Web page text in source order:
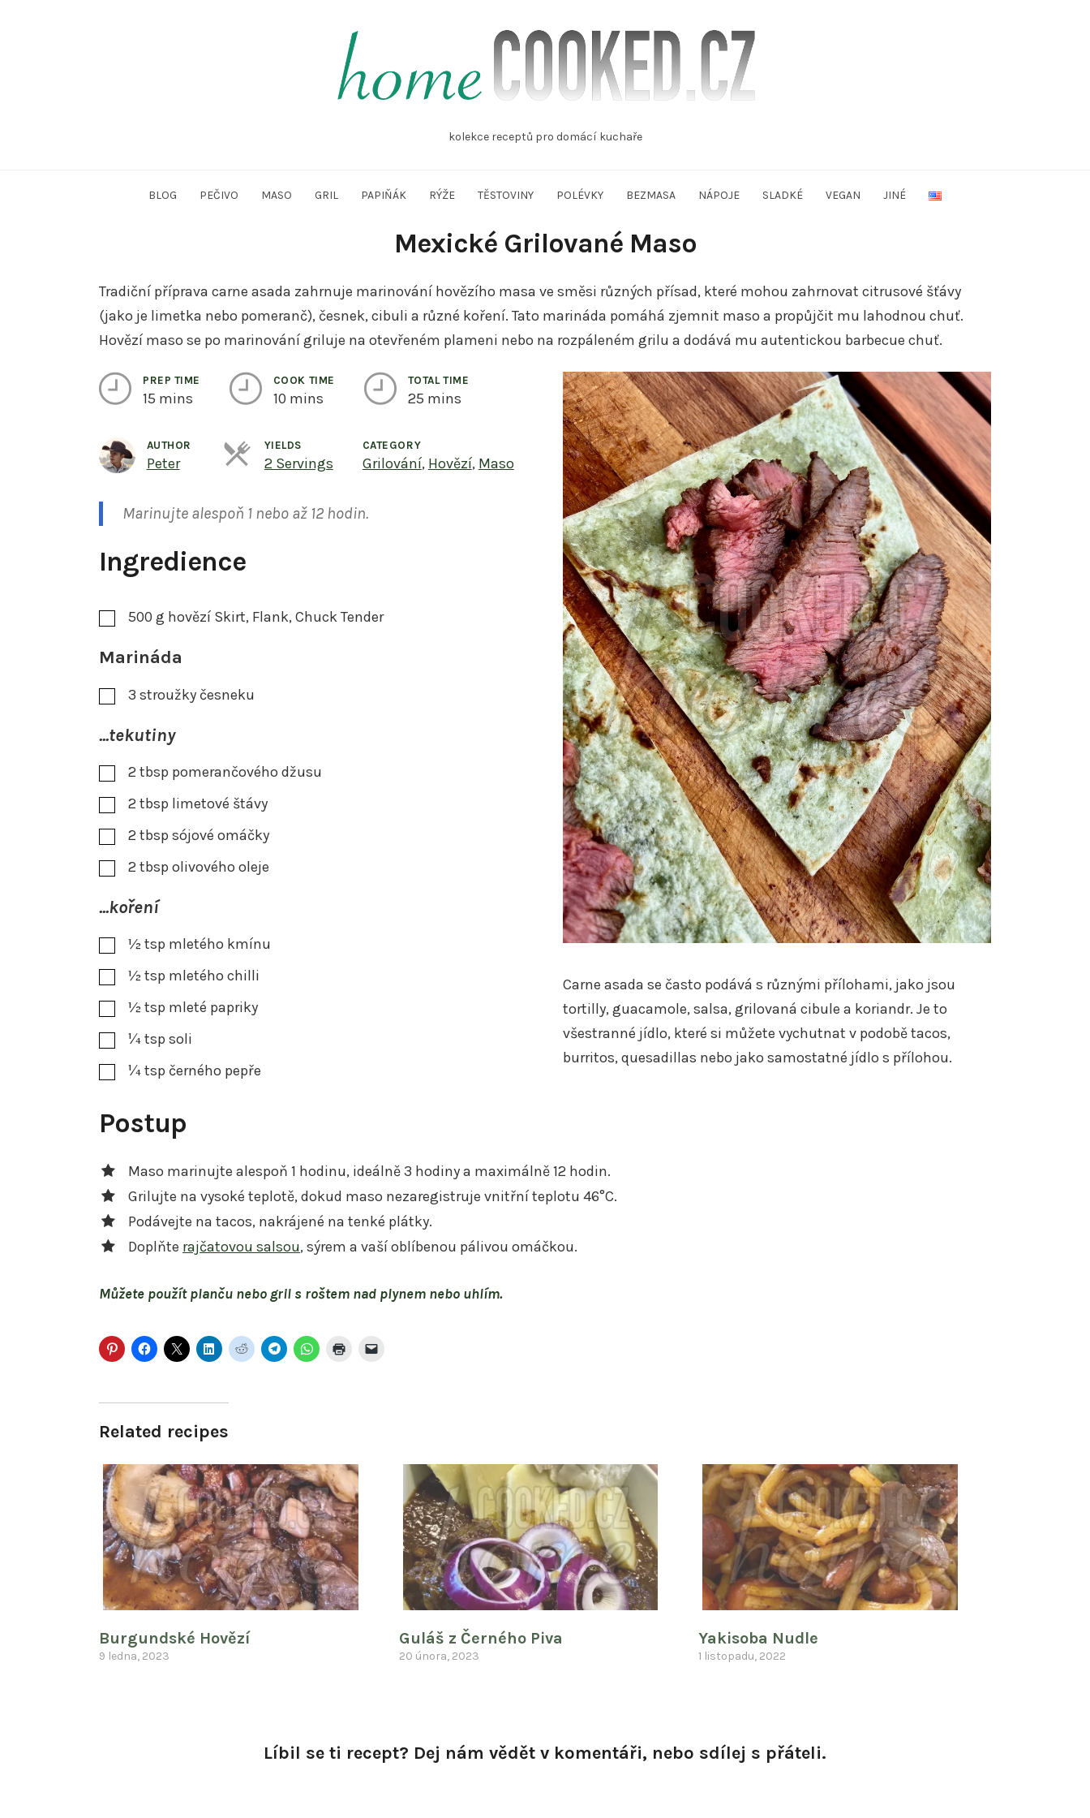
homecooked.czkolekce receptů pro domácí kuchaře
BLOG PEČIVO MASO GRIL PAPIŇÁK RÝŽE TĚSTOVINY POLÉVKY BEZMASA NÁPOJE SLADKÉ VEGAN JINÉ
Mexické Grilované Maso
Tradiční příprava carne asada zahrnuje marinování hovězího masa ve směsi různých přísad, které mohou zahrnovat citrusové šťávy
(jako je limetka nebo pomeranč), česnek, cibuli a různé koření. Tato marináda pomáhá zjemnit maso a propůjčit mu lahodnou chuť.
Hovězí maso se po marinování griluje na otevřeném plameni nebo na rozpáleném grilu a dodává mu autentickou barbecue chuť.
PREP TIME
15 mins
COOK TIME
10 mins
TOTAL TIME
25 mins
AUTHOR
Peter
YIELDS
2 ServingsServings
CATEGORY
Grilování, Hovězí, Maso
Marinujte alespoň 1 nebo až 12 hodin.
Ingredience
500 g hovězí Skirt, Flank, Chuck Tender
Marináda
3 stroužky česneku
...tekutiny
2 tbsp pomerančového džusu
2 tbsp limetové štávy
2 tbsp sójové omáčky
2 tbsp olivového oleje
...koření
½ tsp mletého kmínu
½ tsp mletého chilli
½ tsp mleté papriky
¼tsp soli
¼tsp černého pepře
Carne asada se často podává s různými přílohami, jako jsou
tortilly, guacamole, salsa, grilovaná cibule a koriandr. Je to
všestranné jídlo, které si můžete vychutnat v podobě tacos,
burritos, quesadillas nebo jako samostatné jídlo s přílohou.
Postup
Maso marinujte alespoň 1 hodinu, ideálně 3 hodiny a maximálně 12 hodin.
Grilujte na vysoké teplotě, dokud maso nezaregistruje vnitřní teplotu 46°C.
Podávejte na tacos, nakrájené na tenké plátky.
Doplňte rajčatovou salsou, sýrem a vaší oblíbenou pálivou omáčkou.
Můžete použít planču nebo gril s roštem nad plynem nebo uhlím.
Related recipes
Burgundské Hovězí
9 ledna, 2023
Guláš z Černého Piva
20 února, 2023
Yakisoba Nudle
1 listopadu, 2022
Líbil se ti recept? Dej nám vědět v komentáři, nebo sdílej s přáteli.